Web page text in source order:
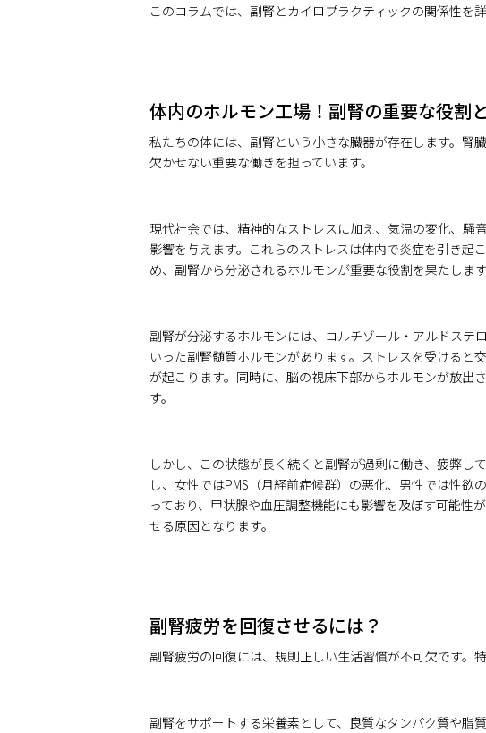
このコラムでは、副腎とカイロプラクティックの関係性を
体内のホルモン工場！副腎の重要な役割
私たちの体には、副腎という小さな臓器が存在します。腎
欠かせない重要な働きを担っています。
現代社会では、精神的なストレスに加え、気温の変化、騒
影響を与えます。これらのストレスは体内で炎症を引き起
め、副腎から分泌されるホルモンが重要な役割を果たします
副腎が分泌するホルモンには、コルチゾール・アルドステ
いった副腎髄質ホルモンがあります。ストレスを受ける
が起こります。同時に、脳の視床下部からホルモンが放出
す。
しかし、この状態が長く続くと副腎が過剰に働き、疲弊
し、女性ではPMS（月経前症候群）の悪化、男性では性
っており、甲状腺や血圧調整機能にも影響を及ぼす可能性
せる原因となります。
副腎疲労を回復させるには？
副腎疲労の回復には、規則正しい生活習慣が不可欠です。
副腎をサポートする栄養素として、良質なタンパク質や脂